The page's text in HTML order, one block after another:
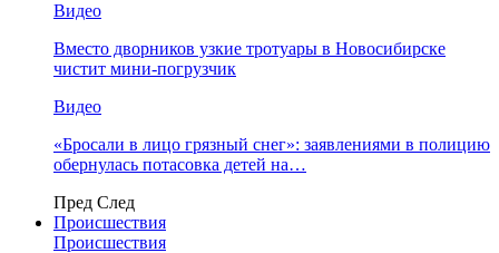
Видео
Вместо дворников узкие тротуары в Новосибирске
чистит мини-погрузчик
Видео
«Бросали в лицо грязный снег»: заявлениями в полицию
обернулась потасовка детей на…
Пред След
Происшествия
Происшествия